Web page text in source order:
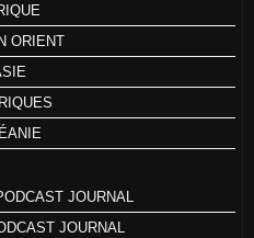
ORIENT
JOURNAL
JOURNAL